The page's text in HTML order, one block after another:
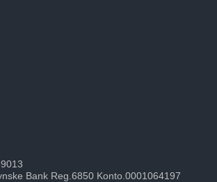
Bank Reg.6850 Konto.0001064197